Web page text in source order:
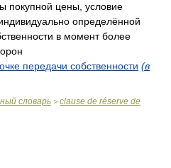
покупной цены, условие
определённой
в момент более
передачи собственности (в
словарь > clause de réserve de